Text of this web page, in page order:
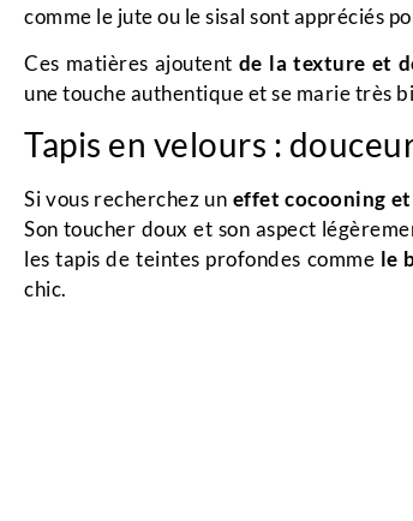
comme le jute ou le sisal sont appréciés
Ces matières ajoutent de la texture et
une touche authentique et se marie très
Tapis en velours :
Si vous recherchez un effet cocooning
Son toucher doux et son aspect
les tapis de teintes profondes comme le
chic.